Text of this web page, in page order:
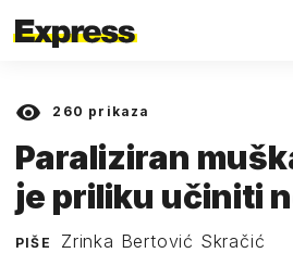
260 prikaza
Paraliziran
je priliku učiniti
PIŠE Zrinka Bertović Skračić